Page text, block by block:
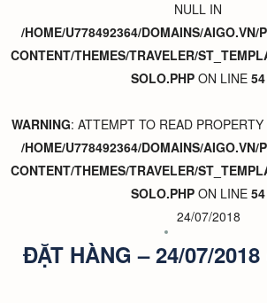
NULL IN
/HOME/U778492364/DOMAINS/AIGO.VN/
CONTENT/THEMES/TRAVELER/
SOLO.PHP ON LINE 54
WARNING: ATTEMPT TO READ
/HOME/U778492364/DOMAINS/AIGO.VN/
CONTENT/THEMES/TRAVELER/
SOLO.PHP ON LINE 54
24/07/2018
ĐẶT HÀNG – 24/07/